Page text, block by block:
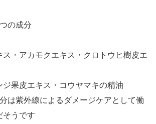
の成分
ス・アカモクエキス・クロトウヒ樹皮エ
ジ果皮エキス・コウヤマキの精油
は紫外線によるダメージケアとして働
そうです